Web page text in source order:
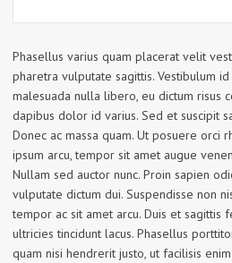
Phasellus varius quam placerat velit
pharetra vulputate sagittis. Vestibulum
malesuada nulla libero, eu dictum risus
dapibus dolor id varius. Sed et suscipit
Donec ac massa quam. Ut posuere orci
ipsum arcu, tempor sit amet augue
Nullam sed auctor nunc. Proin sapien
vulputate dictum dui. Suspendisse non
tempor ac sit amet arcu. Duis et sagittis
ultricies tincidunt lacus. Phasellus
quam nisi hendrerit justo, ut facilisis